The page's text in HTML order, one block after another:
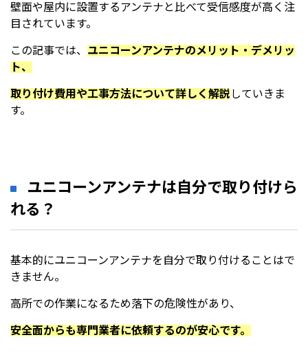
壁面や屋内に設置するアンテナと比べて受信感度が高く注
目されています。
この記事では、 ユニコーンアンテナのメリット・デメリッ
ト、
取り付け費用や工事方法について詳しく解説 していきま
す。
ユニコーンアンテナは自分で取り付けら
れる？
基本的にユニコーンアンテナを自分で取り付けることはで
きません。
高所での作業になるため落下の危険性があり、
安全面からも専門業者に依頼するのが安心です。